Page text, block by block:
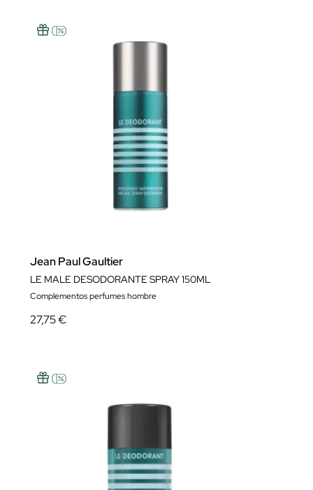
Jean Paul Gaultier
LE MALE DESODORANTE SPRAY 150ML
Complementos perfumes hombre
27,75 €